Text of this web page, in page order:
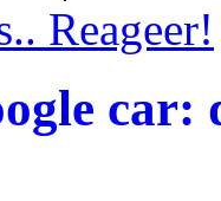
Reageer!
car: